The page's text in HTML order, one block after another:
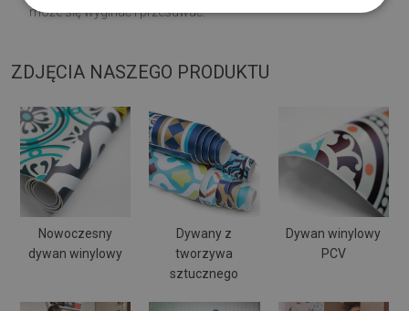
może się wyginać i przesuwać.
ZDJĘCIA NASZEGO PRODUKTU
Nowoczesny
dywan winylowy
Dywany z
tworzywa
sztucznego
Dywan winylowy
PCV